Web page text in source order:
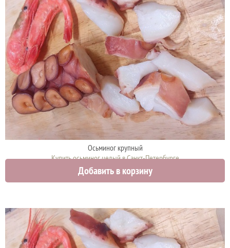
Осьминог крупный
Купить осьминог целый в Санкт-Петербурге
1500 руб.
Добавить в корзину